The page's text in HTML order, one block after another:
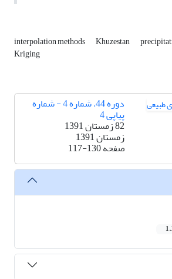
interpolation methods Khuzestan
Kriging
دوره 44، شماره 4 - شماره
پیاپی 4
82 زمستان 1391
زمستان 1391
صفحه117-130